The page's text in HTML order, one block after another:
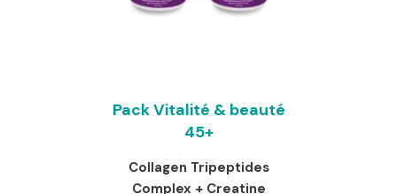
Pack Vitalité & beauté
45+
Collagen Tripeptides
Complex + Creatine